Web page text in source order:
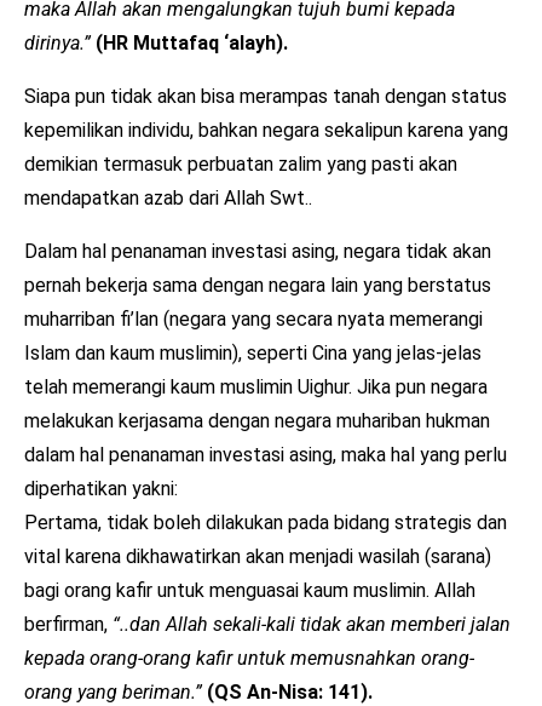
maka Allah akan mengalungkan tujuh bumi kepada
dirinya.”(HR Muttafaq ‘alayh).
Siapa pun tidak akan bisa merampas tanah dengan status
kepemilikan individu, bahkan negara sekalipun karena yang
demikian termasuk perbuatan zalim yang pasti akan
mendapatkan azab dari Allah Swt..
Dalam hal penanaman investasi asing, negara tidak akan
pernah bekerja sama dengan negara lain yang berstatus
muharriban fi’lan (negara yang secara nyata memerangi
Islam dan kaum muslimin), seperti Cina yang jelas-jelas
telah memerangi kaum muslimin Uighur. Jika pun negara
melakukan kerjasama dengan negara muhariban hukman
dalam hal penanaman investasi asing, maka hal yang perlu
diperhatikan yakni:
Pertama, tidak boleh dilakukan pada bidang strategis dan
vital karena dikhawatirkan akan menjadi wasilah (sarana)
bagi orang kafir untuk menguasai kaum muslimin. Allah
berfirman, “..dan Allah sekali-kali tidak akan memberi jalan
kepada orang-orang kafir untuk memusnahkan orang-
orang yang beriman.” (QS An-Nisa: 141).